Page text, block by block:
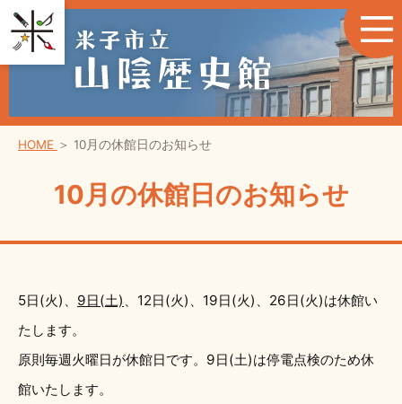
HOME ＞ 10月の休館日のお知らせ
10月の休館日のお知らせ
5日(火)、 9日(土) 、12日(火)、19日(火)、26日(火)は休館い
たします。
原則毎週火曜日が休館日です。9日(土)は停電点検のため休
館いたします。